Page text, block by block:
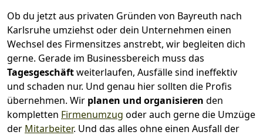
Ob du jetzt aus privaten Gründen von Bayreuth nach
Karlsruhe umziehst oder dein Unternehmen einen
Wechsel des Firmensitzes anstrebt, wir begleiten dich
gerne. Gerade im Businessbereich muss das
Tagesgeschäftweiterlaufen, Ausfälle sind ineffektiv
und schaden nur. Und genau hier sollten die Profis
übernehmen. Wir planen und organisieren den
kompletten Firmenumzug oder auch gerne die Umzüge
der Mitarbeiter. Und das alles ohne einen Ausfall der